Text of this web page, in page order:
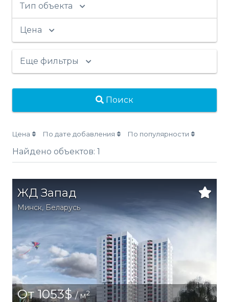
Тип объекта
Цена
Еще фильтры
Поиск
Цена По дате добавления По популярности
Найдено объектов: 1
ЖД Запад
Минск, Беларусь
От 1053$/ м2